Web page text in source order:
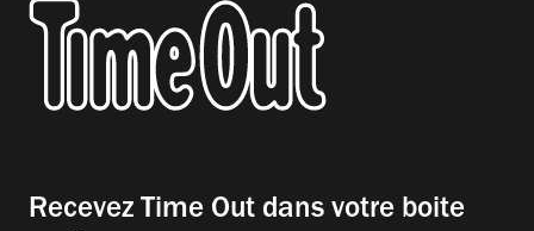
Recevez Time Out dans votre boite